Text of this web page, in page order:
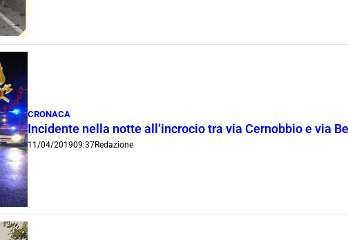
CRONACA
Incidente nella notte all’incrocio tra via Cernobbio e via
11/04/201909:37Redazione